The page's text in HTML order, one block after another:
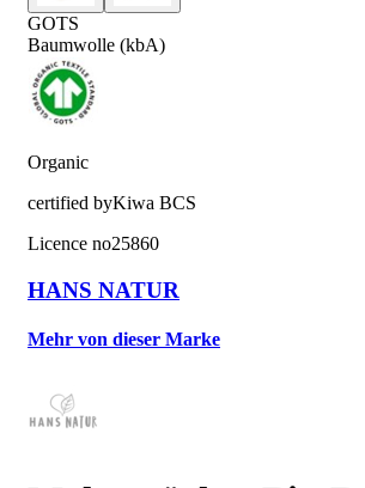
GOTS
Baumwolle (kbA)
Organic
certified byKiwa BCS
Licence no25860
HANS NATUR
Mehr von dieser Marke